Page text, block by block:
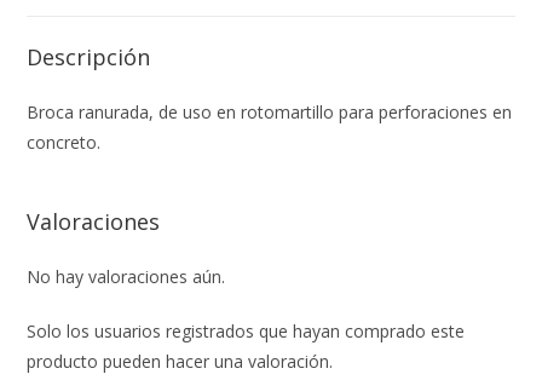
Descripción
Broca ranurada, de uso en rotomartillo para perforaciones en
concreto.
Valoraciones
No hay valoraciones aún.
Solo los usuarios registrados que hayan comprado este
producto pueden hacer una valoración.